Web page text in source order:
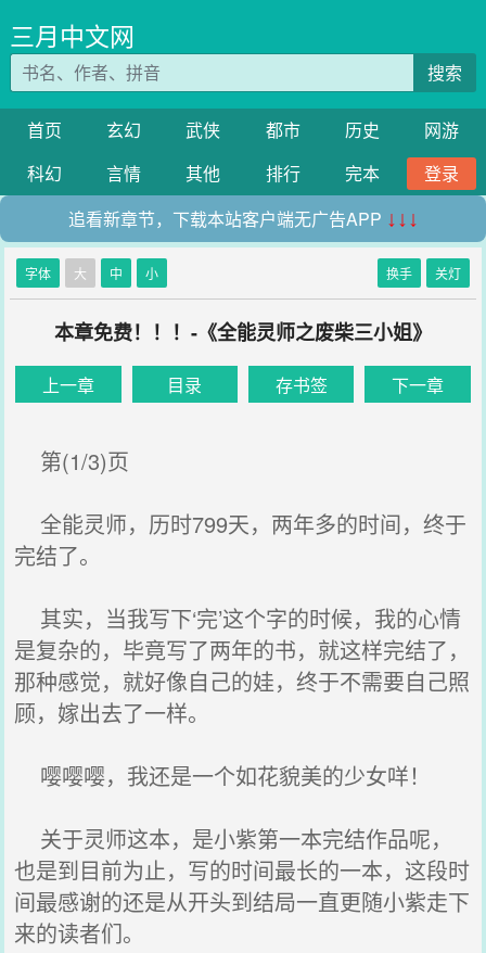
三月中文网
搜索
首页 玄幻 武侠 都市 历史
网游
科幻
言情 其他 排行 完本
登录
追看新章节，下载本站客户端无广告APP ↓↓↓
字体 大 中 小 换手 关灯
本章免费！！！-《全能灵师之废柴三小姐》
上一章 目录 存书签 下一章
第(1/3)页
全能灵师，历时799天，两年多的时间，终于
完结了。
其实，当我写下‘完’这个字的时候，我的心情
是复杂的，毕竟写了两年的书，就这样完结了，
那种感觉，就好像自己的娃，终于不需要自己照
顾，嫁出去了一样。
嘤嘤嘤，我还是一个如花貌美的少女咩！
关于灵师这本，是小紫第一本完结作品呢，
也是到目前为止，写的时间最长的一本，这段时
间最感谢的还是从开头到结局一直更随小紫走下
来的读者们。